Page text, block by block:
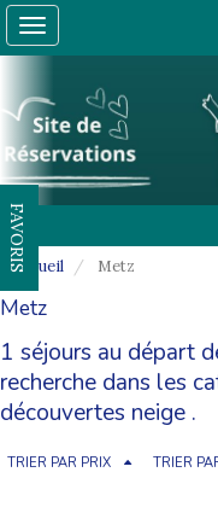
Toggle
navigation
FAVORIS
Accueil Metz
Metz
1 séjours au départ
recherche dans les
découvertes neige .
TRIER PAR PRIX TRIER